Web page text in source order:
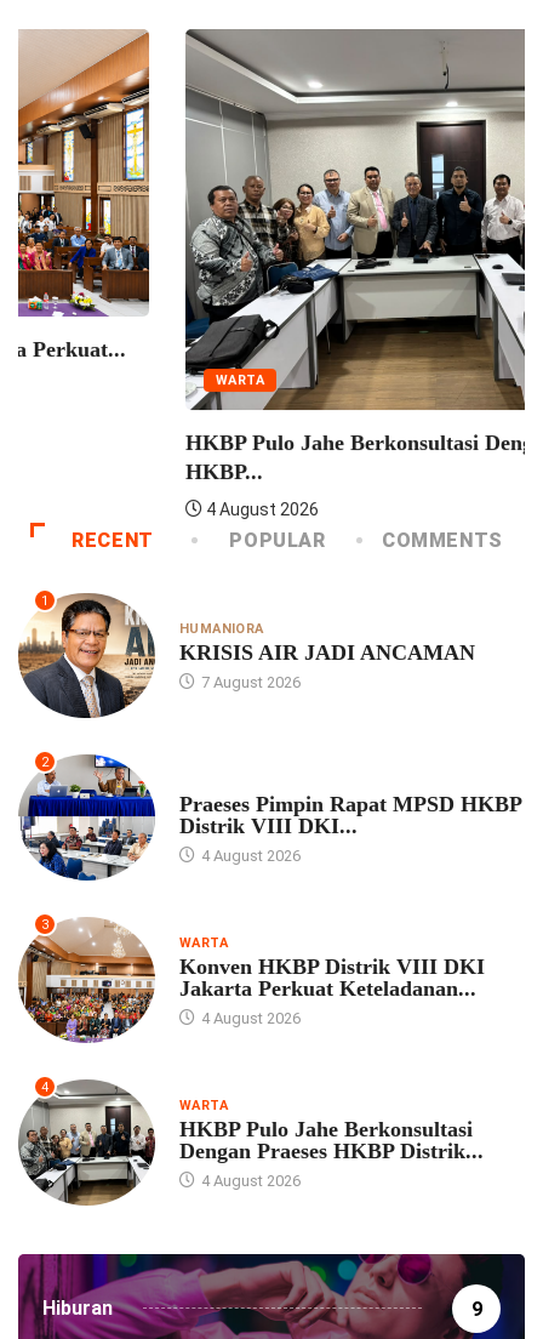
WARTA
Konven HKBP Distrik VIII DKI Jakarta Perkuat...
RECENT POPULAR COMMENTS
1
HUMANIORA
KRISIS AIR JADI ANCAMAN
7 August 2026
2
Praeses Pimpin Rapat MPSD HKBP
Distrik VIII DKI...
4 August 2026
3
WARTA
Konven HKBP Distrik VIII DKI
Jakarta Perkuat Keteladanan...
4 August 2026
4
WARTA
HKBP Pulo Jahe Berkonsultasi
Dengan Praeses HKBP Distrik...
4 August 2026
Hiburan 9